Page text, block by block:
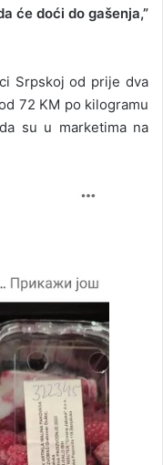
će doći do gašenja,”
Srpskoj od prije dva
72 KM po kilogramu
su u marketima na